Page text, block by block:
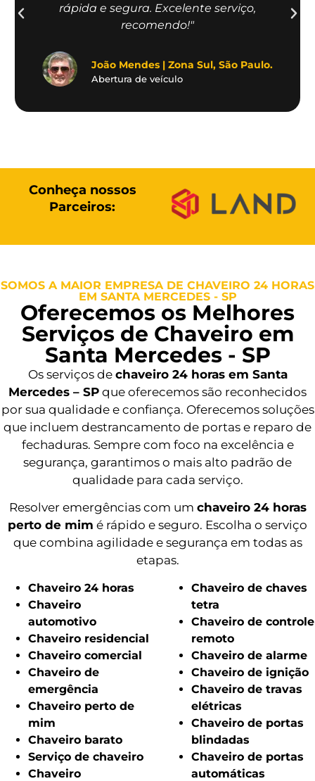
rápida e segura. Excelente serviço,
recomendo!"
João Mendes | Zona Sul, São Paulo.
Abertura de veículo
Conheça nossos
Parceiros:
SOMOS A MAIOR EMPRESA DE CHAVEIRO 24 HORAS
EM SANTA MERCEDES - SP
Oferecemos os Melhores
Serviços de Chaveiro em
Santa Mercedes - SP
Os serviços de chaveiro 24 horas em Santa
Mercedes – SP que oferecemos são reconhecidos
por sua qualidade e confiança. Oferecemos soluções
que incluem destrancamento de portas e reparo de
fechaduras. Sempre com foco na excelência e
segurança, garantimos o mais alto padrão de
qualidade para cada serviço.
Resolver emergências com um chaveiro 24 horas
perto de mim é rápido e seguro. Escolha o serviço
que combina agilidade e segurança em todas as
etapas.
Chaveiro 24 horas
Chaveiro
automotivo
Chaveiro residencial
Chaveiro comercial
Chaveiro de
emergência
Chaveiro perto de
mim
Chaveiro barato
Serviço de chaveiro
Chaveiro
Chaveiro de chaves
tetra
Chaveiro de controle
remoto
Chaveiro de alarme
Chaveiro de ignição
Chaveiro de travas
elétricas
Chaveiro de portas
blindadas
Chaveiro de portas
automáticas